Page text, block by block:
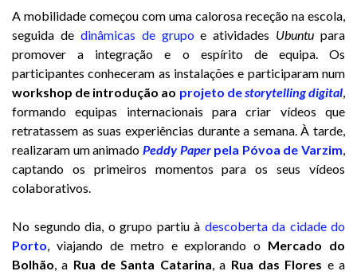
A mobilidade começou com uma calorosa receção na escola,
seguida de dinâmicas de grupoe atividades Ubuntu para
promover a integração e o espírito de equipa. Os
participantes conheceram as instalações e participaram num
workshop de introdução ao projeto destorytelling digital,
formando equipas internacionais para criar vídeos que
retratassem as suas experiências durante a semana. À tarde,
realizaram um animado Peddy Paperpela Póvoa de Varzim,
captando os primeiros momentos para os seus vídeos
colaborativos.
No segundo dia, o grupo partiu à descoberta da cidade do
Porto, viajando de metro e explorando o Mercado do
Bolhão, a Rua de Santa Catarina, a Rua das Flores e a